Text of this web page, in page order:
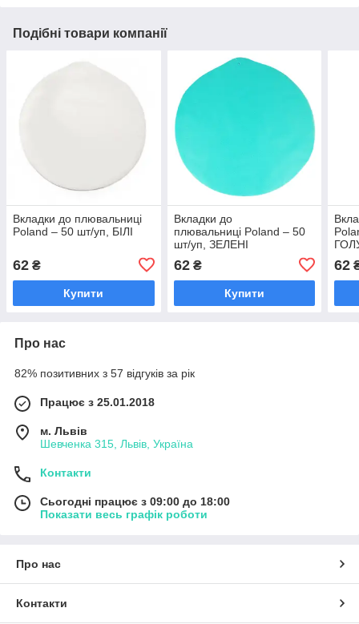
Подібні товари компанії
Вкладки до плювальниці
Poland – 50 шт/уп, БІЛІ
62 ₴
Купити
Вкладки до
плювальниці Poland – 50
шт/уп, ЗЕЛЕНІ
62₴
Купити
62
Про нас
82% позитивних з 57 відгуків за рік
Працює з 25.01.2018
м. Львів
Шевченка 315, Львів, Україна
Контакти
Сьогодні працює з 09:00 до 18:00
Показати весь графік роботи
Про нас
Контакти